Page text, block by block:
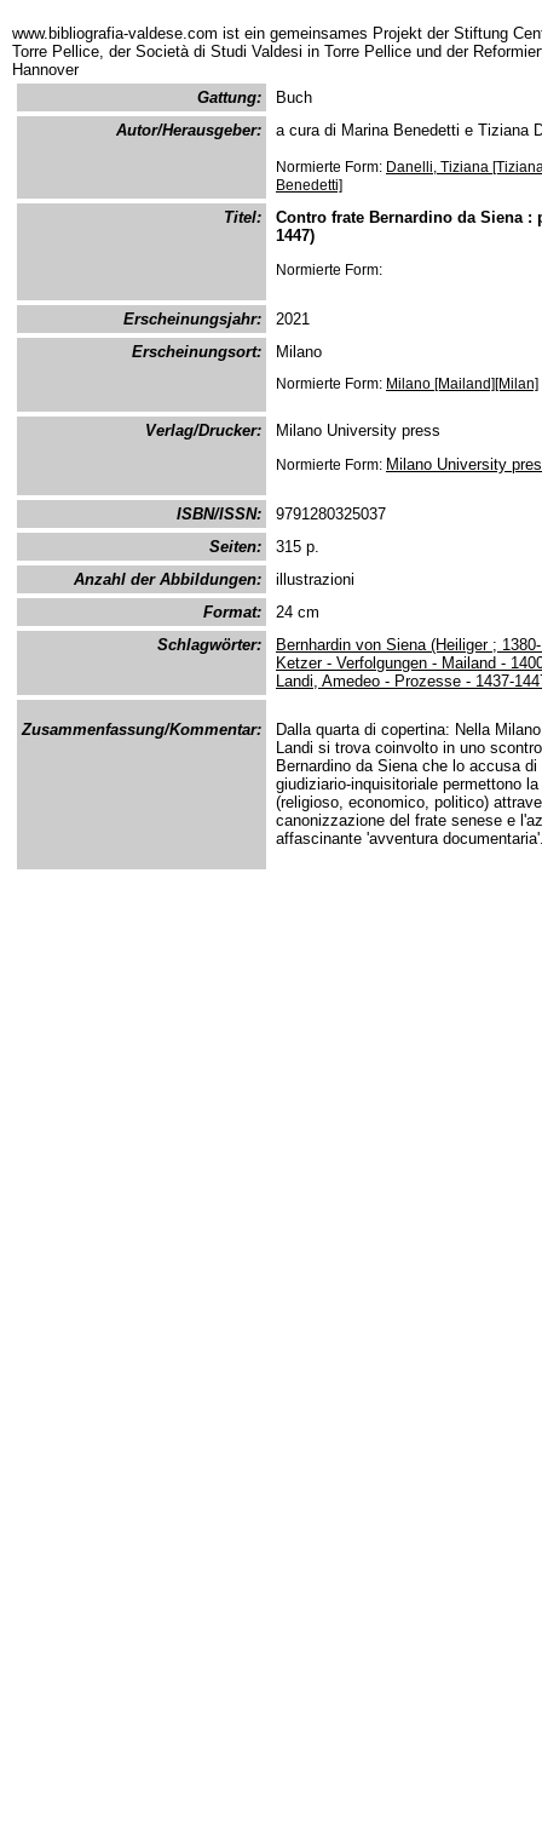
www.bibliografia-valdese.com ist ein gemeinsames Projekt der Stiftung
Torre Pellice, der Società di Studi Valdesi in Torre Pellice und der
Hannover
Gattung:
Buch
Autor/Herausgeber:
a cura di Marina Benedetti e Tiziana
Normierte Form: Danelli, Tiziana
Benedetti]
Titel:
Contro frate Bernardino da Siena :
1447)
Normierte Form:
Erscheinungsjahr:
2021
Erscheinungsort:
Milano
Normierte Form: Milano [Mailand][Milan]
Verlag/Drucker: Milano University press
Normierte Form: Milano University
ISBN/ISSN:
9791280325037
Seiten:
315 p.
Anzahl der Abbildungen:
illustrazioni
Format:
24 cm
Schlagwörter:
Bernhardin von Siena (Heiliger ;
Ketzer - Verfolgungen - Mailand -
Landi, Amedeo - Prozesse - 1437-
Zusammenfassung/Kommentar:
Dalla quarta di copertina: Nella
Landi si trova coinvolto in uno
Bernardino da Siena che lo accusa
giudiziario-inquisitoriale permettono
(religioso, economico, politico)
canonizzazione del frate senese e
affascinante 'avventura